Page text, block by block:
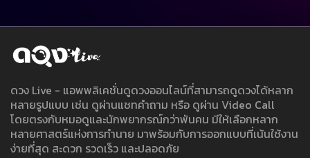
ดวง Live - แอพพลิเคชั่นดูดวงออนไลน์ที่สามารถดูดวงได้หลาก
หลายรูปแบบ เช่น ดูผ่านแชทคำถาม หรือ ดูผ่าน Video Call
โดยตรงกับหมอดูและนักพยากรณ์กว่าพันคน มีให้เลือกหลาก
หลายศาสตร์แห่งการทำนาย มาพร้อมกับการออกแบบที่เน้นใช้งาน
ง่ายที่สุด สะดวก รวดเร็ว และปลอดภัย